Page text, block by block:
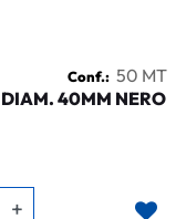
Conf.: 50 MT
40MM NERO